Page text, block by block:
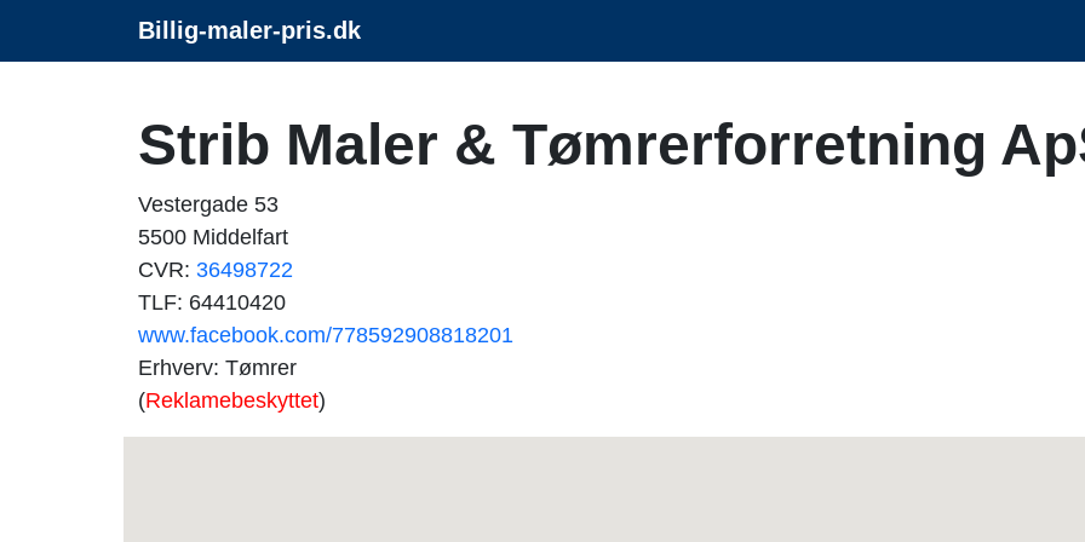
Billig-maler-pris.dk
Strib Maler & Tømrerforretning
Vestergade 53
5500 Middelfart
CVR: 36498722
TLF: 64410420
www.facebook.com/778592908818201
Erhverv: Tømrer
(Reklamebeskyttet)